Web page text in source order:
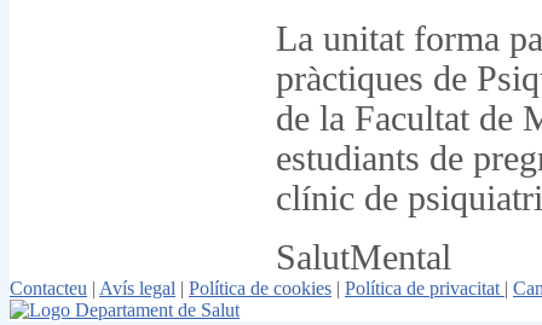
La unitat forma
pràctiques de
de la Facultat de
estudiants de
clínic de
SalutMental
Contacteu | Avís legal | Política de cookies | Política de privacitat |